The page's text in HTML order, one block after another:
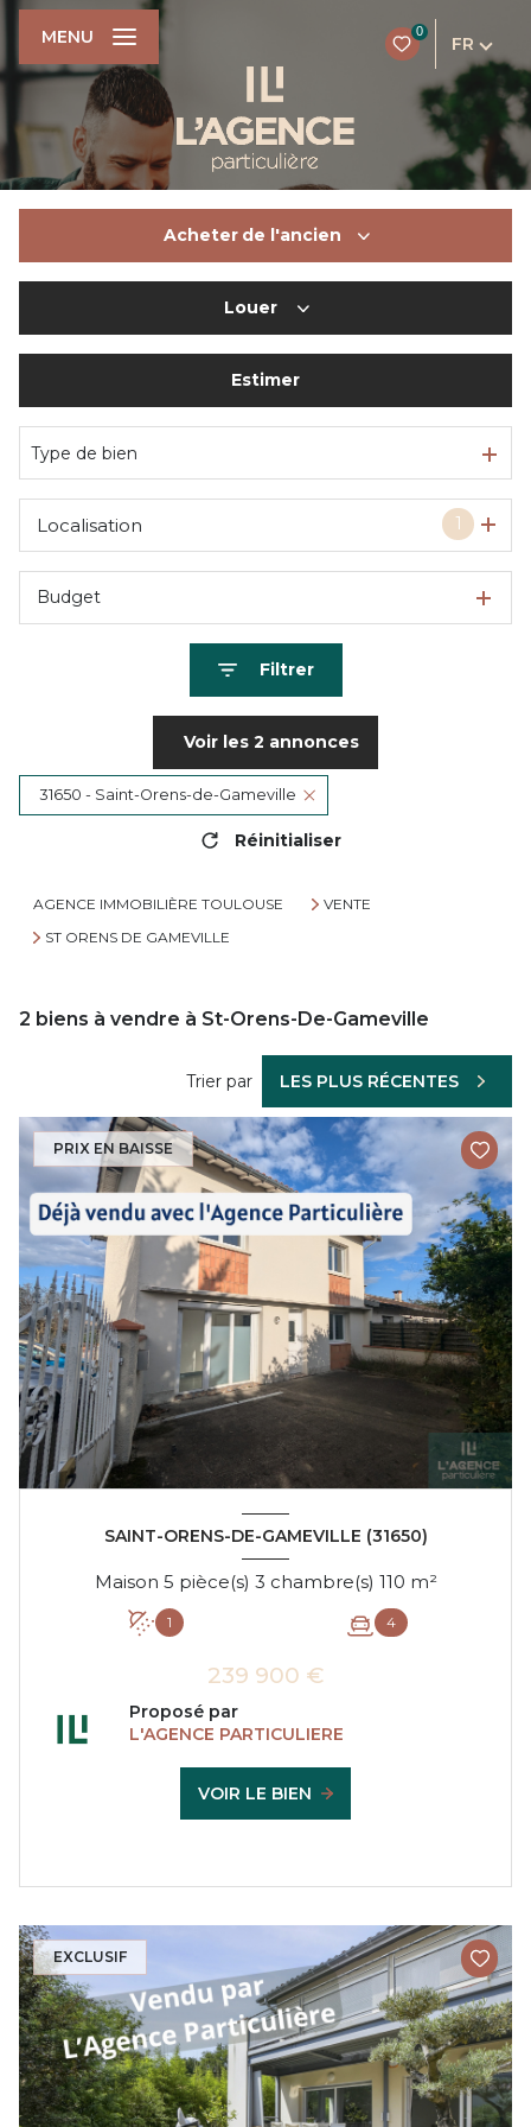
0
FR
MENU
Acheter de l'ancien
Du neuf
Louer
De l'immo pro
Estimer
Type de bien
1
Localisation
Budget
Filtrer
Voir les 2 annonces
31650 - Saint-Orens-de-Gameville
Réinitialiser
AGENCE IMMOBILIÈRE TOULOUSE
VENTE
ST ORENS DE GAMEVILLE
2 biens à vendre à St-Orens-De-Gameville
Trier par LES PLUS RÉCENTES
PRIX EN BAISSE
SAINT-ORENS-DE-GAMEVILLE (31650)
Maison 5 pièce(s) 3 chambre(s) 110 m²
1 4
239 900 €
Proposé par
L'AGENCE PARTICULIERE
VOIR LE BIEN
EXCLUSIF